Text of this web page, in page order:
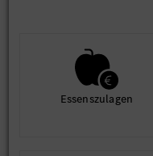
Essens­zulagen